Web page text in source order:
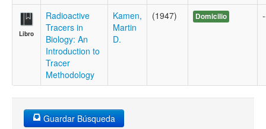
Libro
Radioactive
Tracers in
Biology: An
Introduction to
Tracer
Methodology
Kamen,
Martin
D.
(1947) Domicilio
Guardar Búsqueda